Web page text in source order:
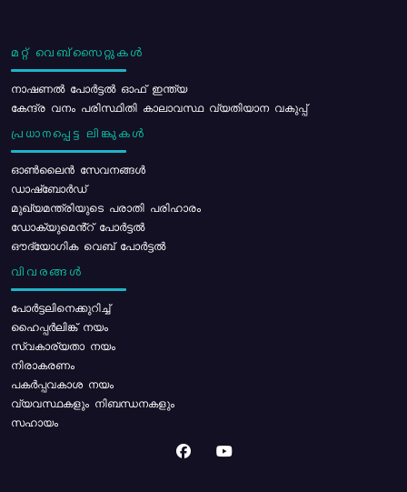
മറ്റ് വെബ്സൈറ്റുകൾ
നാഷണൽ പോർട്ടൽ ഓഫ് ഇന്ത്യ
കേന്ദ്ര വനം പരിസ്ഥിതി കാലാവസ്ഥ വ്യതിയാന വകുപ്പ്
പ്രധാനപ്പെട്ട ലിങ്കുകൾ
ഓൺലൈൻ സേവനങ്ങൾ
ഡാഷ്ബോർഡ്
മുഖ്യമന്ത്രിയുടെ പരാതി പരിഹാരം
ഡോക്യുമെൻ്റ് പോർട്ടൽ
ഔദ്യോഗിക വെബ് പോർട്ടൽ
വിവരങ്ങൾ
പോര്‍ട്ടലിനെക്കുറിച്ച്
ഹൈപ്പർലിങ്ക് നയം
സ്വകാര്യതാ നയം
നിരാകരണം
പകർപ്പവകാശ നയം
വ്യവസ്ഥകളും നിബന്ധനകളും
സഹായം